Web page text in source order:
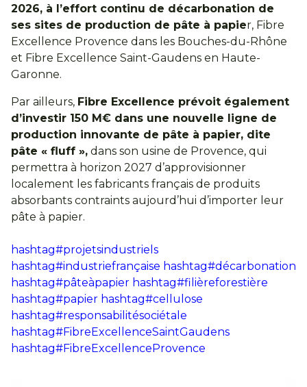
2026, à l’effort continu de décarbonation de
ses sites de production de pâte à papier, Fibre
Excellence Provence dans les Bouches-du-Rhône
et Fibre Excellence Saint-Gaudens en Haute-
Garonne.
Par ailleurs, Fibre Excellence prévoit également
d’investir 150 M€ dans une nouvelle ligne de
production innovante de pâte à papier, dite
pâte « fluff », dans son usine de Provence, qui
permettra à horizon 2027 d’approvisionner
localement les fabricants français de produits
absorbants contraints aujourd’hui d’importer leur
pâte à papier.
hashtag#projetsindustriels
hashtag#industriefrançaise hashtag#décarbonation
hashtag#pâteàpapier hashtag#filièreforestière
hashtag#papier hashtag#cellulose
hashtag#responsabilitésociétale
hashtag#FibreExcellenceSaintGaudens
hashtag#FibreExcellenceProvence